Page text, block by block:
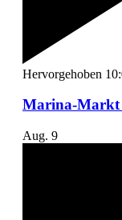
Hervorgehoben
Marina-Markt
Aug. 9